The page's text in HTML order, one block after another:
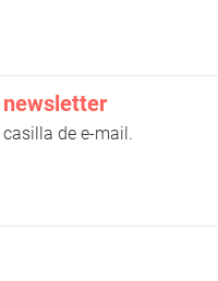
de e-mail.